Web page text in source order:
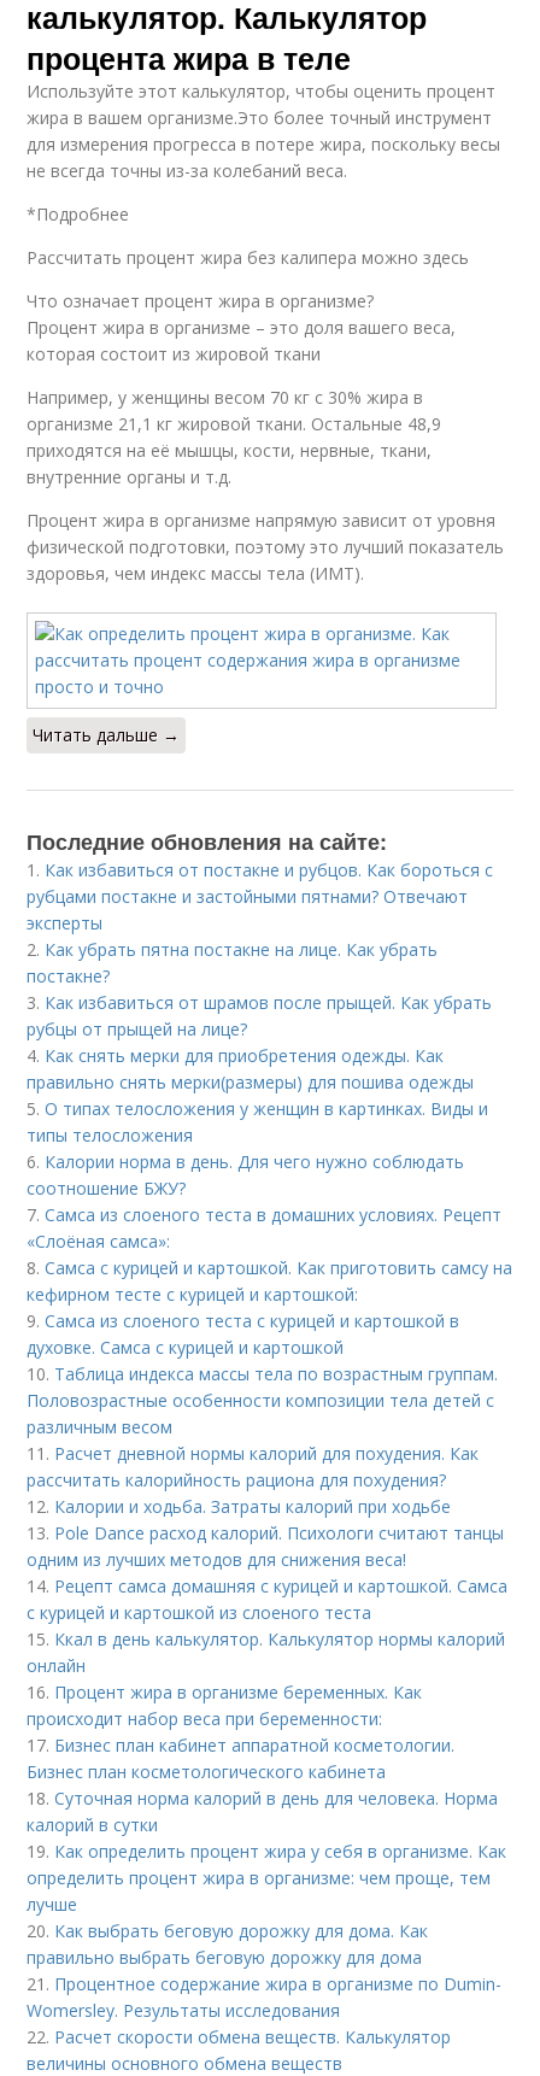
калькулятор. Калькулятор
процента жира в теле
Используйте этот калькулятор, чтобы оценить процент
жира в вашем организме.Это более точный инструмент
для измерения прогресса в потере жира, поскольку весы
не всегда точны из-за колебаний веса.
*Подробнее
Рассчитать процент жира без калипера можно здесь
Что означает процент жира в организме?
Процент жира в организме – это доля вашего веса,
которая состоит из жировой ткани
Например, у женщины весом 70 кг с 30% жира в
организме 21,1 кг жировой ткани. Остальные 48,9
приходятся на её мышцы, кости, нервные, ткани,
внутренние органы и т.д.
Процент жира в организме напрямую зависит от уровня
физической подготовки, поэтому это лучший показатель
здоровья, чем индекс массы тела (ИМТ).
Читать дальше →
Последние обновления на сайте:
1. Как избавиться от постакне и рубцов. Как бороться с
рубцами постакне и застойными пятнами? Отвечают
эксперты
2. Как убрать пятна постакне на лице. Как убрать
постакне?
3. Как избавиться от шрамов после прыщей. Как убрать
рубцы от прыщей на лице?
4. Как снять мерки для приобретения одежды. Как
правильно снять мерки(размеры) для пошива одежды
5.О типах телосложения у женщин в картинках. Виды и
типы телосложения
6. Калории норма в день. Для чего нужно соблюдать
соотношение БЖУ?
7.Самса из слоеного теста в домашних условиях. Рецепт
«Слоёная самса»:
8.Самса с курицей и картошкой. Как приготовить самсу на
кефирном тесте с курицей и картошкой:
9.Самса из слоеного теста с курицей и картошкой в
духовке. Самса с курицей и картошкой
10. Таблица индекса массы тела по возрастным группам.
Половозрастные особенности композиции тела детей с
различным весом
11. Расчет дневной нормы калорий для похудения. Как
рассчитать калорийность рациона для похудения?
12. Калории и ходьба. Затраты калорий при ходьбе
13. Pole Dance расход калорий. Психологи считают танцы
одним из лучших методов для снижения веса!
14. Рецепт самса домашняя с курицей и картошкой. Самса
с курицей и картошкой из слоеного теста
15. Ккал в день калькулятор. Калькулятор нормы калорий
онлайн
16. Процент жира в организме беременных. Как
происходит набор веса при беременности:
17. Бизнес план кабинет аппаратной косметологии.
Бизнес план косметологического кабинета
18.Суточная норма калорий в день для человека. Норма
калорий в сутки
19. Как определить процент жира у себя в организме. Как
определить процент жира в организме: чем проще, тем
лучше
20. Как выбрать беговую дорожку для дома. Как
правильно выбрать беговую дорожку для дома
21. Процентное содержание жира в организме по Dumin-
Womersley. Результаты исследования
22. Расчет скорости обмена веществ. Калькулятор
величины основного обмена веществ